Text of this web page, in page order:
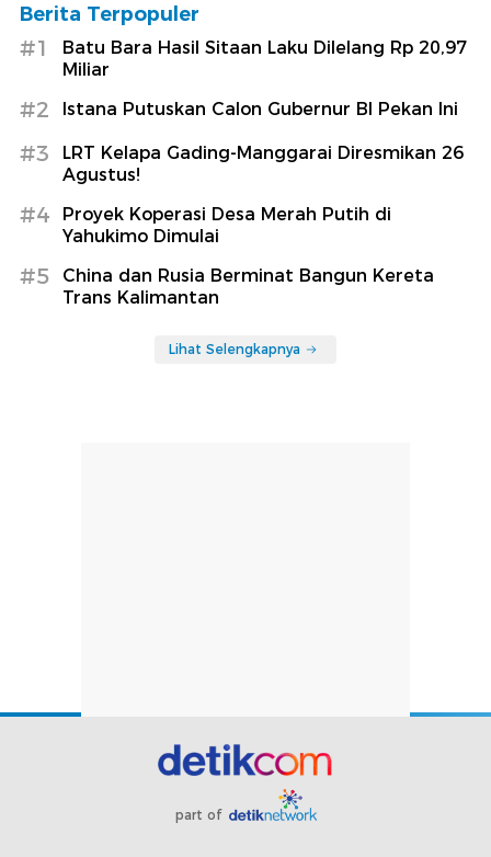
Berita Terpopuler
#1
Batu Bara Hasil Sitaan Laku Dilelang Rp 20,97
Miliar
#2 Istana Putuskan Calon Gubernur BI Pekan Ini
#3
LRT Kelapa Gading-Manggarai Diresmikan 26
Agustus!
#4
Proyek Koperasi Desa Merah Putih di
Yahukimo Dimulai
#5
China dan Rusia Berminat Bangun Kereta
Trans Kalimantan
Lihat Selengkapnya
part of